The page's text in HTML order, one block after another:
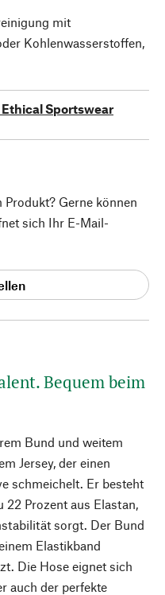
Bequem beim
Bund und weitem
Jersey, der einen
schmeichelt. Er besteht
22 Prozent aus Elastan,
sorgt. Der Bund
Elastikband
Die Hose eignet sich
auch der perfekte
mit
Kohlenwasserstoffen,
Ethical Sportswear
Produkt? Gerne können
sich Ihr E-Mail-